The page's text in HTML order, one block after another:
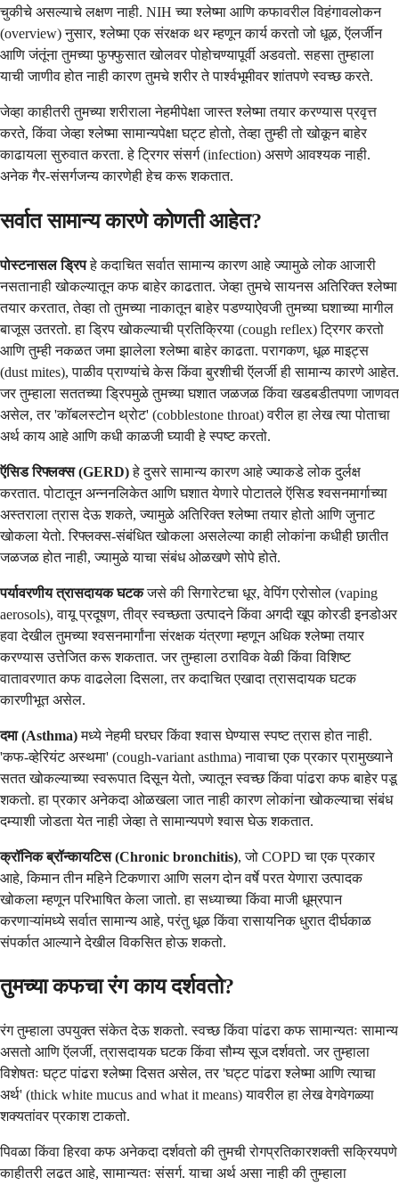
चुकीचे असल्याचे लक्षण नाही. NIH च्या श्लेष्मा आणि कफावरील विहंगावलोकन
(overview) नुसार, श्लेष्मा एक संरक्षक थर म्हणून कार्य करतो जो धूळ, ऍलर्जीन
आणि जंतूंना तुमच्या फुफ्फुसात खोलवर पोहोचण्यापूर्वी अडवतो. सहसा तुम्हाला
याची जाणीव होत नाही कारण तुमचे शरीर ते पार्श्वभूमीवर शांतपणे स्वच्छ करते.
जेव्हा काहीतरी तुमच्या शरीराला नेहमीपेक्षा जास्त श्लेष्मा तयार करण्यास प्रवृत्त
करते, किंवा जेव्हा श्लेष्मा सामान्यपेक्षा घट्ट होतो, तेव्हा तुम्ही तो खोकून बाहेर
काढायला सुरुवात करता. हे ट्रिगर संसर्ग (infection) असणे आवश्यक नाही.
अनेक गैर-संसर्गजन्य कारणेही हेच करू शकतात.
सर्वात सामान्य कारणे कोणती आहेत?
पोस्टनासल ड्रिपहे कदाचित सर्वात सामान्य कारण आहे ज्यामुळे लोक आजारी
नसतानाही खोकल्यातून कफ बाहेर काढतात. जेव्हा तुमचे सायनस अतिरिक्त श्लेष्मा
तयार करतात, तेव्हा तो तुमच्या नाकातून बाहेर पडण्याऐवजी तुमच्या घशाच्या मागील
बाजूस उतरतो. हा ड्रिप खोकल्याची प्रतिक्रिया (cough reflex) ट्रिगर करतो
आणि तुम्ही नकळत जमा झालेला श्लेष्मा बाहेर काढता. परागकण, धूळ माइट्स
(dust mites), पाळीव प्राण्यांचे केस किंवा बुरशीची ऍलर्जी ही सामान्य कारणे आहेत.
जर तुम्हाला सततच्या ड्रिपमुळे तुमच्या घशात जळजळ किंवा खडबडीतपणा जाणवत
असेल, तर 'कॉबलस्टोन थ्रोट' (cobblestone throat) वरील हा लेख त्या पोताचा
अर्थ काय आहे आणि कधी काळजी घ्यावी हे स्पष्ट करतो.
ऍसिड रिफ्लक्स (GERD)हे दुसरे सामान्य कारण आहे ज्याकडे लोक दुर्लक्ष
करतात. पोटातून अन्ननलिकेत आणि घशात येणारे पोटातले ऍसिड श्वसनमार्गाच्या
अस्तराला त्रास देऊ शकते, ज्यामुळे अतिरिक्त श्लेष्मा तयार होतो आणि जुनाट
खोकला येतो. रिफ्लक्स-संबंधित खोकला असलेल्या काही लोकांना कधीही छातीत
जळजळ होत नाही, ज्यामुळे याचा संबंध ओळखणे सोपे होते.
पर्यावरणीय त्रासदायक घटकजसे की सिगारेटचा धूर, वेपिंग एरोसोल (vaping
aerosols), वायू प्रदूषण, तीव्र स्वच्छता उत्पादने किंवा अगदी खूप कोरडी इनडोअर
हवा देखील तुमच्या श्वसनमार्गांना संरक्षक यंत्रणा म्हणून अधिक श्लेष्मा तयार
करण्यास उत्तेजित करू शकतात. जर तुम्हाला ठराविक वेळी किंवा विशिष्ट
वातावरणात कफ वाढलेला दिसला, तर कदाचित एखादा त्रासदायक घटक
कारणीभूत असेल.
दमा (Asthma)मध्ये नेहमी घरघर किंवा श्वास घेण्यास स्पष्ट त्रास होत नाही.
'कफ-व्हेरियंट अस्थमा' (cough-variant asthma) नावाचा एक प्रकार प्रामुख्याने
सतत खोकल्याच्या स्वरूपात दिसून येतो, ज्यातून स्वच्छ किंवा पांढरा कफ बाहेर पडू
शकतो. हा प्रकार अनेकदा ओळखला जात नाही कारण लोकांना खोकल्याचा संबंध
दम्याशी जोडता येत नाही जेव्हा ते सामान्यपणे श्वास घेऊ शकतात.
क्रॉनिक ब्रॉन्कायटिस (Chronic bronchitis), जो COPD चा एक प्रकार
आहे, किमान तीन महिने टिकणारा आणि सलग दोन वर्षे परत येणारा उत्पादक
खोकला म्हणून परिभाषित केला जातो. हा सध्याच्या किंवा माजी धूम्रपान
करणाऱ्यांमध्ये सर्वात सामान्य आहे, परंतु धूळ किंवा रासायनिक धुरात दीर्घकाळ
संपर्कात आल्याने देखील विकसित होऊ शकतो.
तुमच्या कफचा रंग काय दर्शवतो?
रंग तुम्हाला उपयुक्त संकेत देऊ शकतो. स्वच्छ किंवा पांढरा कफ सामान्यतः सामान्य
असतो आणि ऍलर्जी, त्रासदायक घटक किंवा सौम्य सूज दर्शवतो. जर तुम्हाला
विशेषतः घट्ट पांढरा श्लेष्मा दिसत असेल, तर 'घट्ट पांढरा श्लेष्मा आणि त्याचा
अर्थ' (thick white mucus and what it means) यावरील हा लेख वेगवेगळ्या
शक्यतांवर प्रकाश टाकतो.
पिवळा किंवा हिरवा कफ अनेकदा दर्शवतो की तुमची रोगप्रतिकारशक्ती सक्रियपणे
काहीतरी लढत आहे, सामान्यतः संसर्ग. याचा अर्थ असा नाही की तुम्हाला